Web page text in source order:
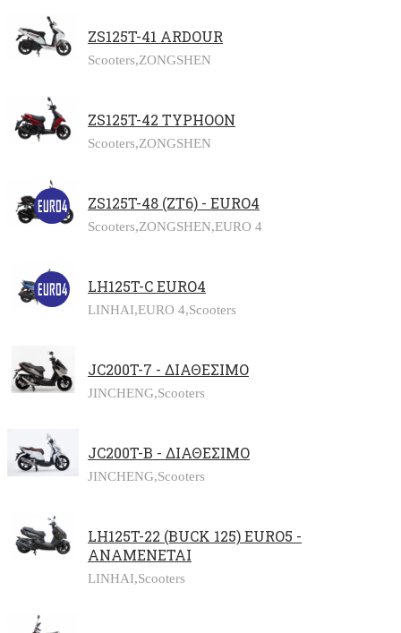
ZS125T-41 ARDOUR
Scooters,ZONGSHEN
ZS125T-42 TYPHOON
Scooters,ZONGSHEN
ZS125T-48 (ZT6) - EURO4
Scooters,ZONGSHEN,EURO 4
LH125T-C EURO4
LINHAI,EURO 4,Scooters
JC200T-7 - ΔΙΑΘΕΣΙΜΟ
JINCHENG,Scooters
JC200T-B - ΔΙΑΘΕΣΙΜΟ
JINCHENG,Scooters
LH125T-22 (BUCK 125) EURO5 -
ΑΝΑΜΕΝΕΤΑΙ
LINHAI,Scooters